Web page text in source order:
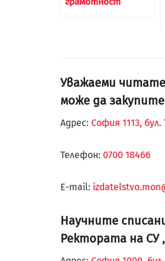
Уважаеми
може да
Адрес: София 1113,
Телефон: 0700 18466
Е-mail:
Научните
Ректората на СУ